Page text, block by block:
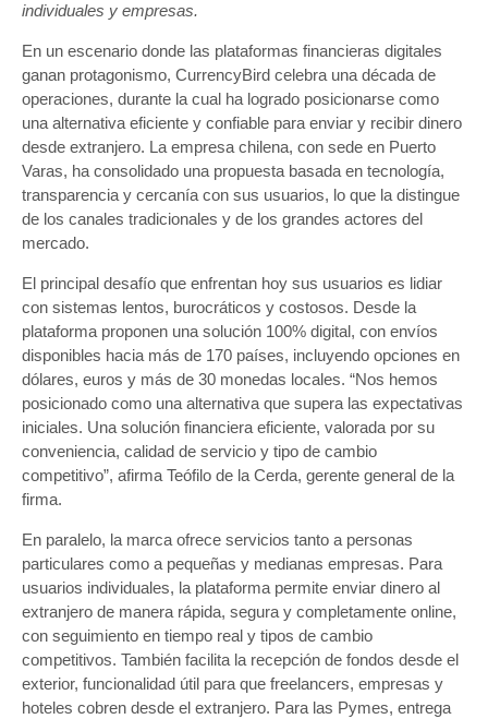
individuales y empresas.
En un escenario donde las plataformas financieras digitales
ganan protagonismo, CurrencyBird celebra una década de
operaciones, durante la cual ha logrado posicionarse como
una alternativa eficiente y confiable para enviar y recibir dinero
desde extranjero. La empresa chilena, con sede en Puerto
Varas, ha consolidado una propuesta basada en tecnología,
transparencia y cercanía con sus usuarios, lo que la distingue
de los canales tradicionales y de los grandes actores del
mercado.
El principal desafío que enfrentan hoy sus usuarios es lidiar
con sistemas lentos, burocráticos y costosos. Desde la
plataforma proponen una solución 100% digital, con envíos
disponibles hacia más de 170 países, incluyendo opciones en
dólares, euros y más de 30 monedas locales. “Nos hemos
posicionado como una alternativa que supera las expectativas
iniciales. Una solución financiera eficiente, valorada por su
conveniencia, calidad de servicio y tipo de cambio
competitivo”, afirma Teófilo de la Cerda, gerente general de la
firma.
En paralelo, la marca ofrece servicios tanto a personas
particulares como a pequeñas y medianas empresas. Para
usuarios individuales, la plataforma permite enviar dinero al
extranjero de manera rápida, segura y completamente online,
con seguimiento en tiempo real y tipos de cambio
competitivos. También facilita la recepción de fondos desde el
exterior, funcionalidad útil para que freelancers, empresas y
hoteles cobren desde el extranjero. Para las Pymes, entrega